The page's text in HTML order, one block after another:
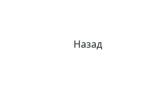
Назад